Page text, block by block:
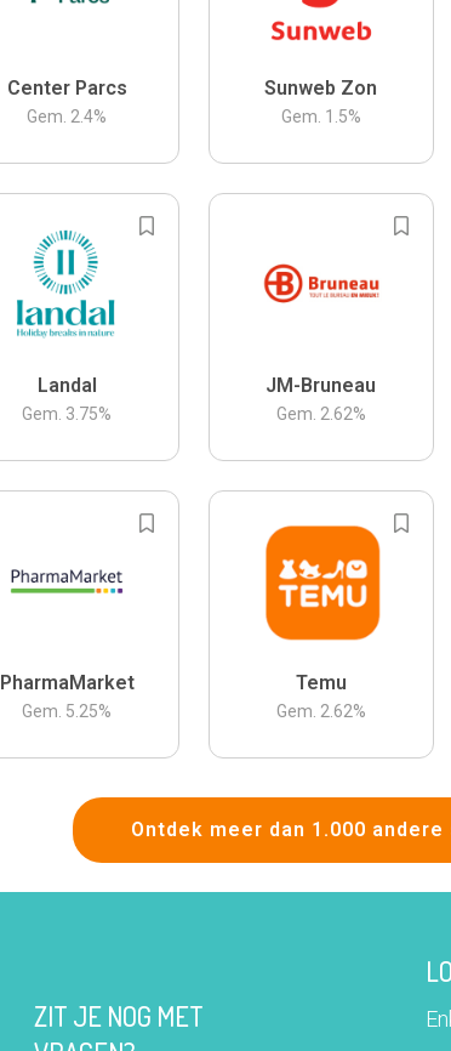
Center Parcs
Gem. 2.4%
Sunweb Zon
Gem. 1.5%
Landal
Gem. 3.75%
JM-Bruneau
Gem. 2.62%
PharmaMarket
Gem. 5.25%
Temu
Gem. 2.62%
Ontdek meer dan 1.000 andere
ZIT JE NOG MET